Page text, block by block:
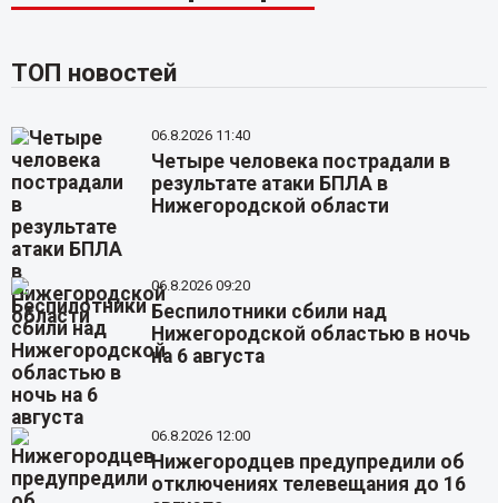
ТОП новостей
06.8.2026 11:40
Четыре человека пострадали в
результате атаки БПЛА в
Нижегородской области
06.8.2026 09:20
Беспилотники сбили над
Нижегородской областью в ночь
на 6 августа
06.8.2026 12:00
Нижегородцев предупредили об
отключениях телевещания до 16